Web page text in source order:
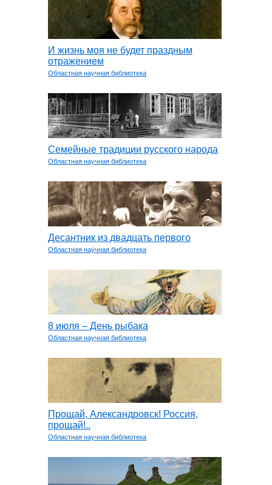
И жизнь моя не будет праздным
отражением
Областная научная библиотека
Семейные традиции русского народа
Областная научная библиотека
Десантник из двадцать первого
Областная научная библиотека
8 июля – День рыбака
Областная научная библиотека
Прощай, Александровск! Россия,
прощай!..
Областная научная библиотека